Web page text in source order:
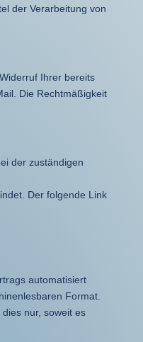
der Verarbeitung von
Ihrer bereits
Die Rechtmäßigkeit
der zuständigen
Der folgende Link
automatisiert
Format.
nur, soweit es